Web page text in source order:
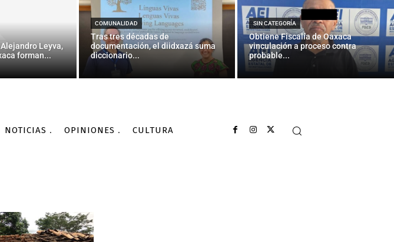
Leyva,
forman...
COMUNALIDAD
Tras tres décadas de
documentación, el diidxazá suma
diccionario...
SIN CATEGORÍA
Obtiene Fiscalía de Oaxaca
vinculación a proceso contra
probable...
NOTICIAS OPINIONES CULTURA